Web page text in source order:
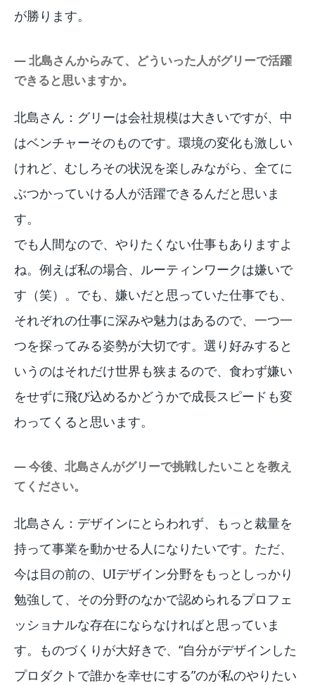
が勝ります。
― 北島さんからみて、どういった人がグリーで活躍
できると思いますか。
北島さん：グリーは会社規模は大きいですが、中
はベンチャーそのものです。環境の変化も激しい
けれど、むしろその状況を楽しみながら、全てに
ぶつかっていける人が活躍できるんだと思いま
す。
でも人間なので、やりたくない仕事もありますよ
ね。例えば私の場合、ルーティンワークは嫌いで
す（笑）。でも、嫌いだと思っていた仕事でも、
それぞれの仕事に深みや魅力はあるので、一つ一
つを探ってみる姿勢が大切です。選り好みすると
いうのはそれだけ世界も狭まるので、食わず嫌い
をせずに飛び込めるかどうかで成長スピードも変
わってくると思います。
― 今後、北島さんがグリーで挑戦したいことを教え
てください。
北島さん：デザインにとらわれず、もっと裁量を
持って事業を動かせる人になりたいです。ただ、
今は目の前の、UIデザイン分野をもっとしっかり
勉強して、その分野のなかで認められるプロフェ
ッショナルな存在にならなければと思っていま
す。ものづくりが大好きで、“自分がデザインした
プロダクトで誰かを幸せにする”のが私のやりたい